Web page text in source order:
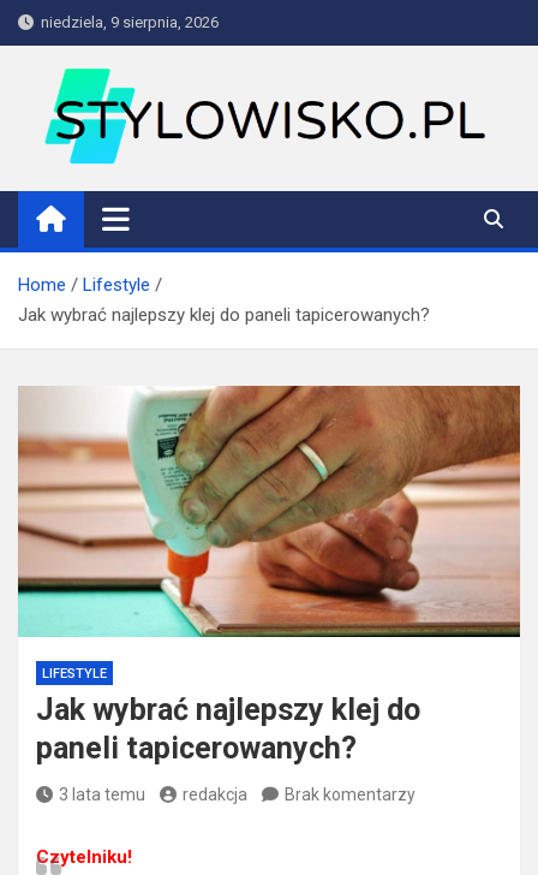
Skip
to
niedziela, 9 sierpnia, 2026
stylowisko.pl
Blog
Home
Lifestyle
Jak wybrać najlepszy klej do paneli tapicerowanych?
LIFESTYLE
Jak wybrać najlepszy klej do
paneli tapicerowanych?
3 lata temu redakcja Brak komentarzy
Czytelniku!